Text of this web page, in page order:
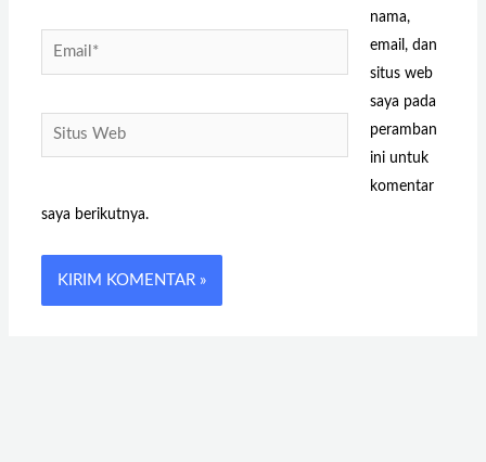
Email*
Situs
Web
nama,
email, dan
situs web
saya pada
peramban
ini untuk
komentar
saya berikutnya.